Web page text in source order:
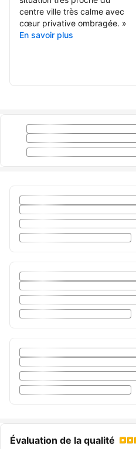
centre ville très calme avec
cœur privative ombragée. »
En savoir plus
Évaluation de la qualité